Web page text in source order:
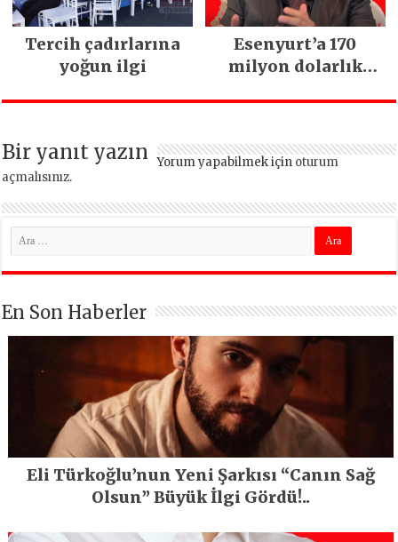
Tercih çadırlarına
yoğun ilgi
Esenyurt’a 170
milyon dolarlık
İstanbul’un tek
Bir yanıt yazın Yorum yapabilmek için oturum
açmalısınız.
En Son Haberler
Eli Türkoğlu’nun Yeni Şarkısı “Canın Sağ
Olsun” Büyük İlgi Gördü!..